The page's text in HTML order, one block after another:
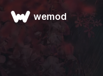
wemod